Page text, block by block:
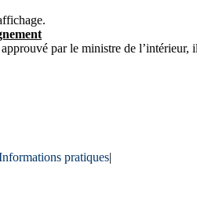
par le ministre de
pratiques|